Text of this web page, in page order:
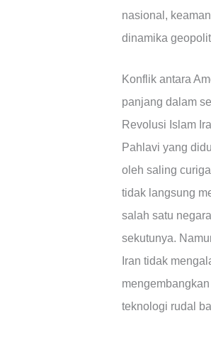
nasional,
dinamika
Konflik antara
panjang dalam
Revolusi Islam
Pahlavi yang
oleh saling
tidak langsung
salah satu
sekutunya.
Iran tidak
teknologi rudal